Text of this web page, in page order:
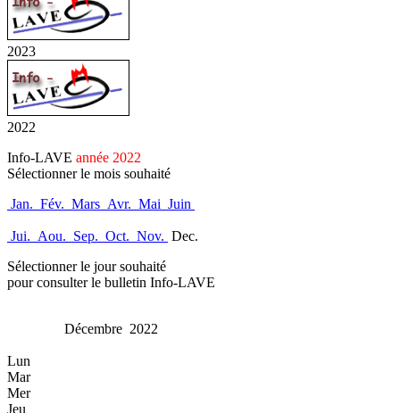
2023
2022
Info-LAVE année 2022
Sélectionner le mois souhaité
Jan. Fév. Mars Avr. Mai Juin
Jui. Aou. Sep. Oct. Nov. Dec.
Sélectionner le jour souhaité
pour consulter le bulletin Info-LAVE
Décembre 2022
Lun
Mar
Mer
Jeu